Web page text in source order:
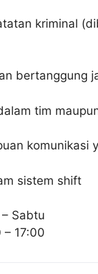
kriminal
bertanggung
tim
komunikasi
sistem shift
Sabtu
– 17:00